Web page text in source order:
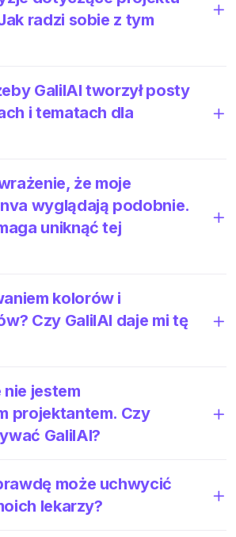
radzi sobie z tym
GalilAI tworzył posty
i tematach dla
że moje
wyglądają podobnie.
uniknąć tej
kolorów i
Czy GalilAI daje mi tę
nie jestem
projektantem. Czy
GalilAI?
może uchwycić
lekarzy?